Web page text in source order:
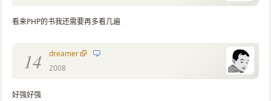
看来PHP的书我还需要再多看几遍
14
dreamer
2008
好强好强